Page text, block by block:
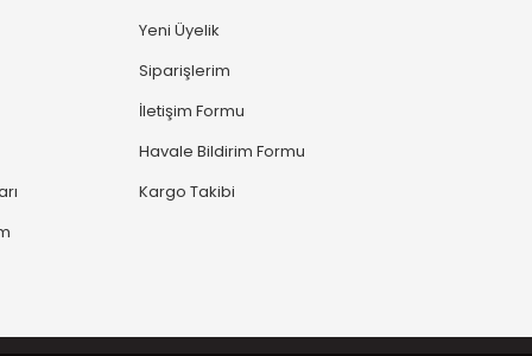
Yeni Üyelik
Siparişlerim
İletişim Formu
Havale Bildirim Formu
Kargo Takibi